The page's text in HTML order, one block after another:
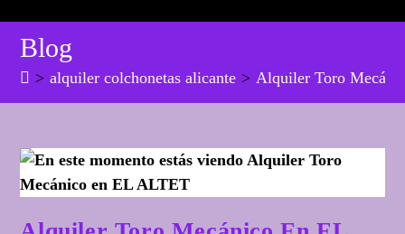
Blog
> alquiler colchonetas alicante > Alquiler Toro